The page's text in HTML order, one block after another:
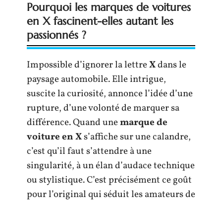
Pourquoi les marques de voitures
en X fascinent-elles autant les
passionnés ?
Impossible d’ignorer la lettreXdans le
paysage automobile. Elle intrigue,
suscite la curiosité, annonce l’idée d’une
rupture, d’une volonté de marquer sa
différence. Quand unemarque de
voiture en Xs’affiche sur une calandre,
c’est qu’il faut s’attendre à une
singularité, à un élan d’audace technique
ou stylistique. C’est précisément ce goût
pour l’original qui séduit les amateurs de